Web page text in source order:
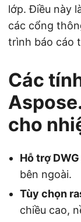
lớp. Điều này
các cổng
trình báo cáo
Các
cho
Hỗ trợ
bên ngoài.
Tùy chọn
chiều cao,